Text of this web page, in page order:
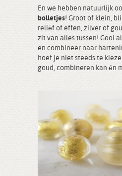
En we hebben natuurlijk
bolletjes! Groot of klein,
reliëf of effen, zilver of
zit van alles tussen! Gooi
en combineer naar
hoef je niet steeds te
goud, combineren kan én